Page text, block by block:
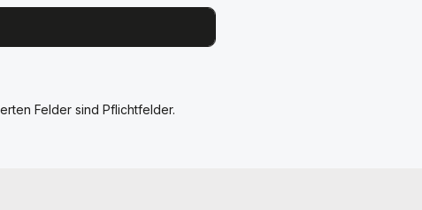
Felder sind Pflichtfelder.